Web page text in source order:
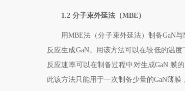
1.2分子束外延法（MBE）
用MBE法（分子束外延法）制备GaN与
反应生成GaN。用该方法可以在较低的温度
反应速率可以在制备过程中对生成GaN 膜
此该方法只能用于一次制备少量的GaN薄膜